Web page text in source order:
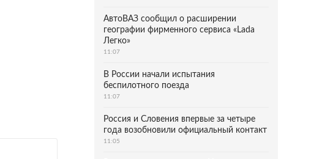
АвтоВАЗ сообщил о расширении
географии фирменного сервиса «Lada
Легко»
11:07
В России начали испытания
беспилотного поезда
11:07
Россия и Словения впервые за четыре
года возобновили официальный контакт
11:05